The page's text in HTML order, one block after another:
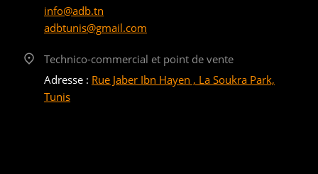
info@adb.tn
adbtunis@gmail.com
Technico-commercial et point de vente
Adresse : Rue Jaber Ibn Hayen , La Soukra Park,
Tunis